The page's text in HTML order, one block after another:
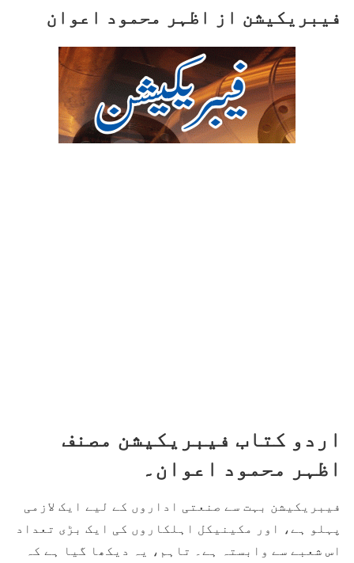
فیبریکیشن از اظہر محمود اعوان
اردو کتاب فیبریکیشن مصنف
اظہر محمود اعوان۔
فیبریکیشن بہت سے صنعتی اداروں کے لیے ایک لازمی
پہلو ہے، اور مکینیکل اہلکاروں کی ایک بڑی تعداد
اس شعبے سے وابستہ ہے۔ تاہم، یہ دیکھا گیا ہے کہ